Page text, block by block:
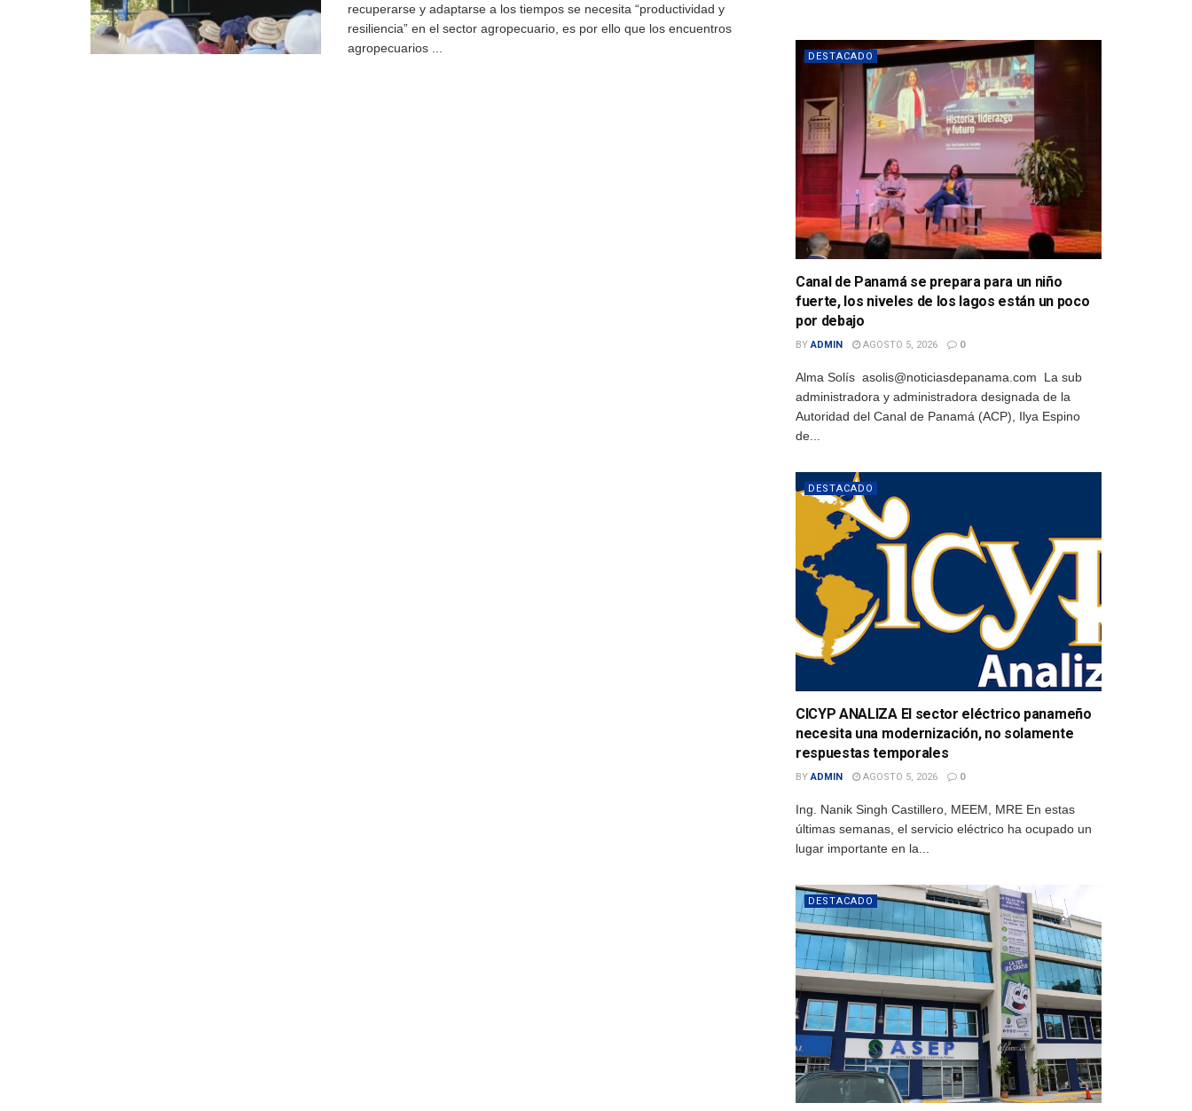
recuperarse y adaptarse a los tiempos se necesita “productividad y
resiliencia” en el sector agropecuario, es por ello que los encuentros
agropecuarios ...
DESTACADO
Canal de Panamá se prepara para un niño
fuerte, los niveles de los lagos están un poco
por debajo
BY ADMIN AGOSTO 5, 2026 0
Alma Solís asolis@noticiasdepanama.com La sub
administradora y administradora designada de la
Autoridad del Canal de Panamá (ACP), Ilya Espino
de...
DESTACADO
CICYP ANALIZA El sector eléctrico panameño
necesita una modernización, no solamente
respuestas temporales
BY ADMIN AGOSTO 5, 2026 0
Ing. Nanik Singh Castillero, MEEM, MRE En estas
últimas semanas, el servicio eléctrico ha ocupado un
lugar importante en la...
DESTACADO